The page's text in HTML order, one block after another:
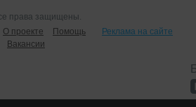
права защищены.
О проекте Помощь
Реклама на сайте
Вакансии